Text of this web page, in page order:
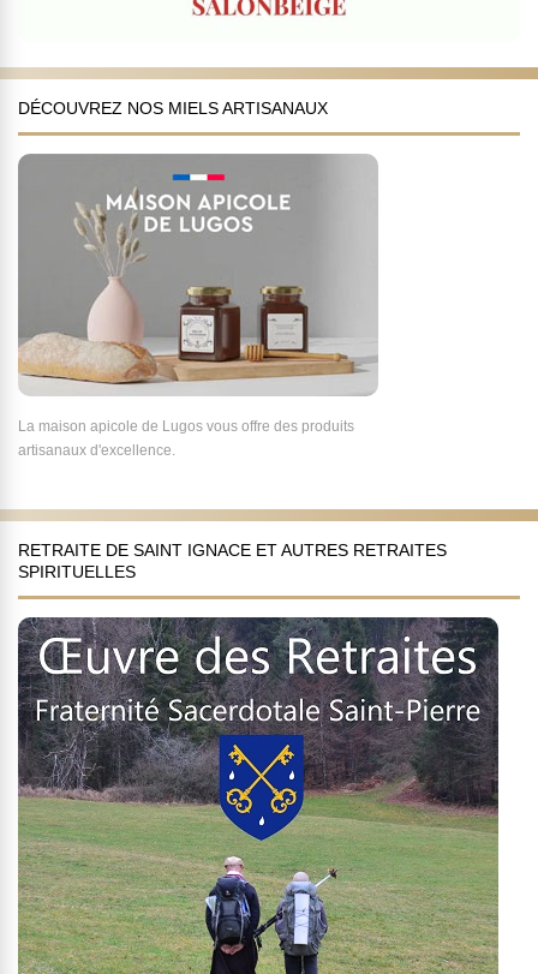
DÉCOUVREZ NOS MIELS ARTISANAUX
La maison apicole de Lugos vous offre des produits
artisanaux d'excellence.
RETRAITE DE SAINT IGNACE ET AUTRES RETRAITES
SPIRITUELLES